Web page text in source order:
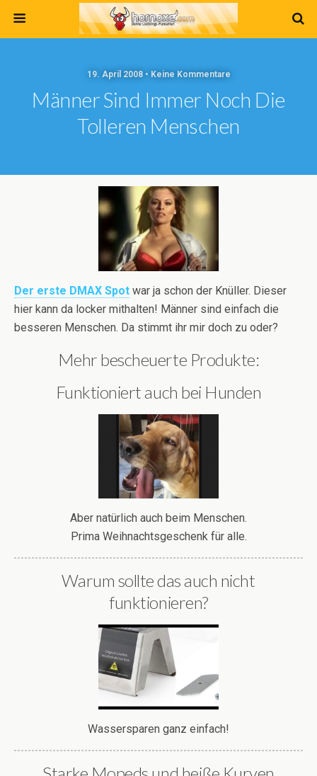
19. April 2008 • Keine Kommentare
Männer Sind Immer Noch Die
Tolleren Menschen
Der erste DMAX Spot war ja schon der Knüller. Dieser
hier kann da locker mithalten! Männer sind einfach die
besseren Menschen. Da stimmt ihr mir doch zu oder?
Mehr bescheuerte Produkte:
Funktioniert auch bei Hunden
Aber natürlich auch beim Menschen.
Prima Weihnachtsgeschenk für alle.
Warum sollte das auch nicht
funktionieren?
Wassersparen ganz einfach!